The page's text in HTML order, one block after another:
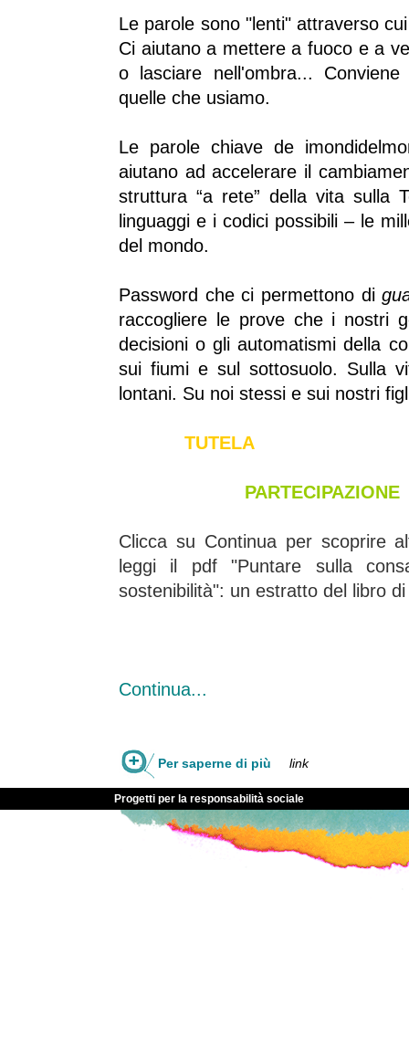
Le parole sono "lenti" attraverso
Ci aiutanoa mettere a fuoco e a
o lasciare nell'ombra...
quelle che usiamo.
Le parole chiave de
aiutano ad accelerare il
struttura “a rete” della vita sulla
linguaggi e i codici possibili – le
del mondo.
Password che ci permettono di
raccogliere le prove che i nostri
decisioni o gli automatismi della
sui fiumi e sul sottosuolo. Sulla
lontani. Su noi stessi e sui nostri
PARTECIPAZIONE
Clicca su Continua per scoprire
leggi il pdf "Puntare sulla
sostenibilità": un estratto del libro
Continua...
Per saperne di più link
Progetti per la responsabilità sociale